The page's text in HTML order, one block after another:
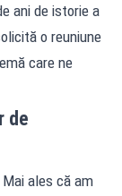
ani de istorie a
o reuniune
care ne
de
ales că am